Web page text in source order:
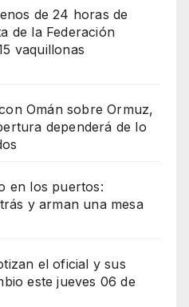
de 24 horas de
de la Federación
vaquillonas
Omán sobre Ormuz,
dependerá de lo
en los puertos:
y arman una mesa
el oficial y sus
este jueves 06 de